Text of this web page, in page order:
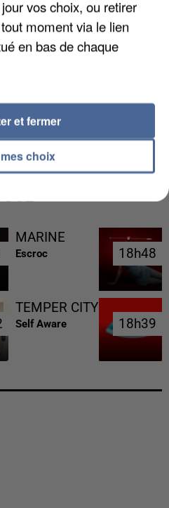
SUPPOSÉS DE LA DZ
ALGÉRIE
MARINE
Escroc 18h48
18h48
TEMPER CITY
Self Aware 18h39
18h39
vos choix, ou retirer
moment via le lien
en bas de chaque
choix
et fermer